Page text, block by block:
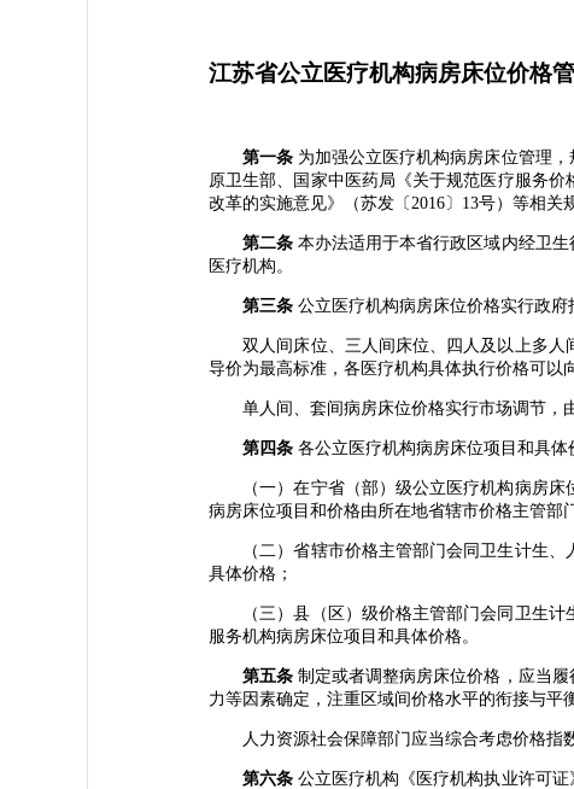
江苏省公立医疗机构病房床位价格
第一条 为加强公立医疗机构病房床位管理
原卫生部、国家中医药局《关于规范医疗服务
改革的实施意见》（苏发〔2016〕13号）等相关
第二条 本办法适用于本省行政区域内经卫
医疗机构。
第三条 公立医疗机构病房床位价格实行政府
双人间床位、三人间床位、四人及以上多人
导价为最高标准，各医疗机构具体执行价格可以
单人间、套间病房床位价格实行市场调节，由
第四条 各公立医疗机构病房床位项目和具
（一）在宁省（部）级公立医疗机构病房床
病房床位项目和价格由所在地省辖市价格主管部
（二）省辖市价格主管部门会同卫生计生、
具体价格；
（三）县（区）级价格主管部门会同卫生计
服务机构病房床位项目和具体价格。
第五条 制定或者调整病房床位价格，应当
力等因素确定，注重区域间价格水平的衔接与平
人力资源社会保障部门应当综合考虑价格指数
第六条 公立医疗机构《医疗机构执业许可